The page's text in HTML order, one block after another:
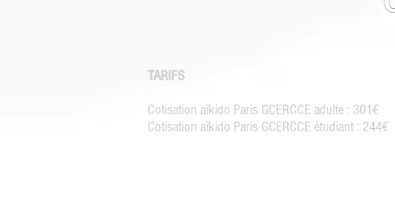
TARIFS
Cotisation aïkido Paris GCERCCE adulte : 301€
Cotisation aïkido Paris GCERCCE étudiant : 244€